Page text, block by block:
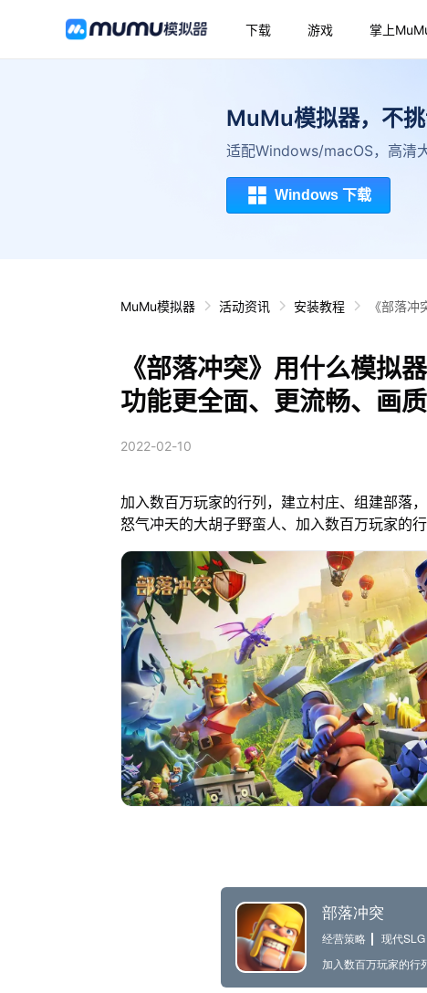
下载 游戏 掌上
MuMu模拟器，不挑
适配Windows/macOS，高清
Windows 下载
MuMu模拟器 活动资讯 安装教程 《部落
《部落冲突》用什么模拟
功能更全面、更流畅、画
2022-02-10
加入数百万玩家的行列，建立村庄、组建部落
怒气冲天的大胡子野蛮人、加入数百万玩家的